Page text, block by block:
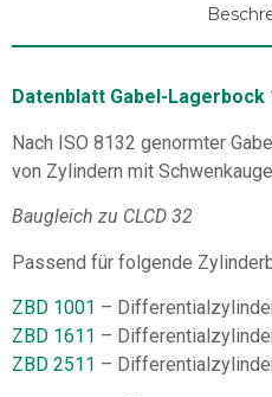
Datenblatt Gabel-Lagerbock
Nach ISO 8132 genormter
von Zylindern mit
Baugleich zu CLCD 32
Passend für folgende
ZBD 1001 –
ZBD 1611 –
ZBD 2511 –